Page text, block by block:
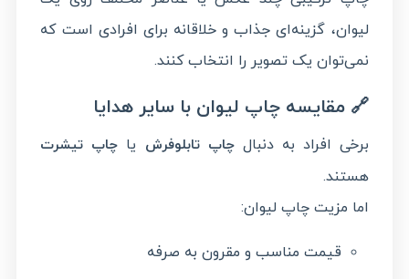
لیوان، گزینه‌ای جذاب و خلاقانه برای افرادی است که
نمی‌توان یک تصویر را انتخاب کنند.
🔗 مقایسه چاپ لیوان با سایر هدایا
برخی افراد به دنبالچاپ تابلوفرش یا چاپ تیشرت
هستند.
اما مزیت چاپ لیوان:
قیمت مناسب و مقرون به صرفه